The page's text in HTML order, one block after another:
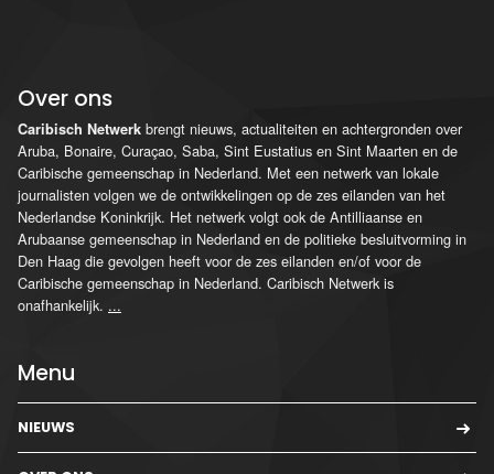
Over ons
Caribisch Netwerk brengt nieuws, actualiteiten en achtergronden over
Aruba, Bonaire, Curaçao, Saba, Sint Eustatius en Sint Maarten en de
Caribische gemeenschap in Nederland. Met een netwerk van lokale
journalisten volgen we de ontwikkelingen op de zes eilanden van het
Nederlandse Koninkrijk. Het netwerk volgt ook de Antilliaanse en
Arubaanse gemeenschap in Nederland en de politieke besluitvorming in
Den Haag die gevolgen heeft voor de zes eilanden en/of voor de
Caribische gemeenschap in Nederland. Caribisch Netwerk is
onafhankelijk. ...
Menu
NIEUWS